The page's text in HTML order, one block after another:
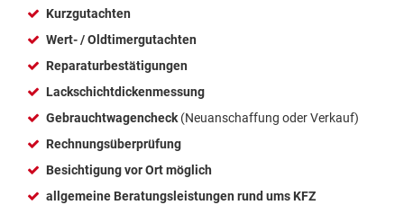
Kurzgutachten
Wert- / Oldtimergutachten
Reparaturbestätigungen
Lackschichtdickenmessung
Gebrauchtwagencheck (Neuanschaffung oder Verkauf)
Rechnungsüberprüfung
Besichtigung vor Ort möglich
allgemeine Beratungsleistungen rund ums KFZ